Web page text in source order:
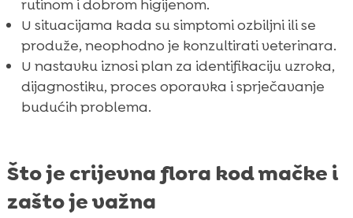
rutinom i dobrom higijenom.
U situacijama kada su simptomi ozbiljni ili se
produže, neophodno je konzultirati veterinara.
U nastavku iznosi plan za identifikaciju uzroka,
dijagnostiku, proces oporavka i sprječavanje
budućih problema.
Što je crijevna flora kod mačke i
zašto je važna